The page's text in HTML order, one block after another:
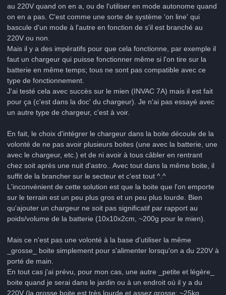
au 220V quand on en a, ou de l'utiliser en mode autonome quand
on en a pas. C'est comme une sorte de système 'on line' qui
bascule d'un mode à l'autre en fonction de s'il est branché au
220V ou non.
Mais il y a des impératifs pour que cela fonctionne, par exemple il
faut un chargeur qui puisse fonctionner même si l'on tire sur la
batterie en même temps; tous ne sont pas compatible avec ce
type de fonctionnement.
J'ai testé cela avec succès sur le mien (INVAC 7A) mais il est fait
pour ça (c'est dans la doc' du chargeur). Je n'ai pas essayé avec
un autre type de chargeur, c'est à voir.
En fait, le choix d'intégrer le chargeur dans la boite découle de la
volonté de ne pas avoir plusieurs boites (une avec la batterie, une
avec le chargeur, etc.) et de ni avoir à tous câbler en rentrant
chez soit après une nuit d'astro.. Avec tout dans la même boite, il
suffit de la brancher sur le secteur et c'est tout ^.^
L'inconvénient de cette solution est que la boite que l'on emporte
sur le terrain est un peu plus gros et un peu plus lourde. Bien
qu'ajouter un chargeur ne soit pas significatif par rapport au
poids/volume de la batterie (10x10x2cm, ~200g pour le mien).
Mais ce n'est pas une volonté à la base d'utiliser la même
_grosse_ boite simplement pour s'alimenter lorsqu'on a du 220V à
porté de main.
En tout cas j'ai prévu, pour mon cas, une autre _petite et légère_
boite quand je serai dans le jardin ou à un endroit où il y a du
220V (la grosse boite est très lourde et assez grosse; ~25kg,